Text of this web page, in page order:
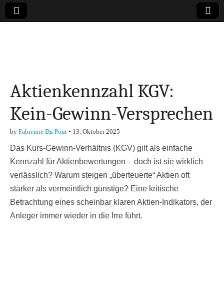
Finanzen,
Marketing-, Vertrieb-
& Investment-Tipps
Aktienkennzahl KGV:
Kein-Gewinn-Versprechen
by Fabienne Du Pont • 13. Oktober 2025
Das Kurs-Gewinn-Verhältnis (KGV) gilt als einfache
Kennzahl für Aktienbewertungen – doch ist sie wirklich
verlässlich? Warum steigen „überteuerte“ Aktien oft
stärker als vermeintlich günstige? Eine kritische
Betrachtung eines scheinbar klaren Aktien-Indikators, der
Anleger immer wieder in die Irre führt.